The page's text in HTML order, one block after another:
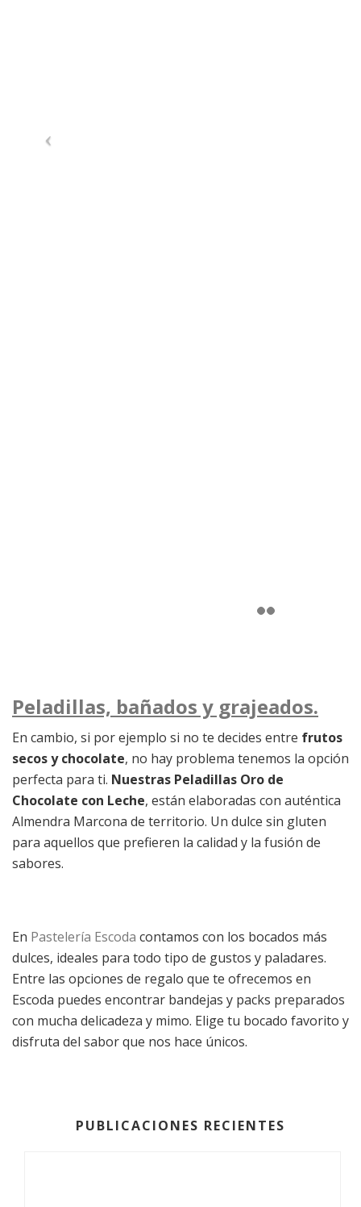
Peladillas, bañados y grajeados.
En cambio, si por ejemplo si no te decides entre frutos
secos y chocolate, no hay problema tenemos la opción
perfecta para ti. Nuestras Peladillas Oro de
Chocolate con Leche, están elaboradas con auténtica
Almendra Marcona de territorio. Un dulce sin gluten
para aquellos que prefieren la calidad y la fusión de
sabores.
En Pastelería Escoda contamos con los bocados más
dulces, ideales para todo tipo de gustos y paladares.
Entre las opciones de regalo que te ofrecemos en
Escoda puedes encontrar bandejas y packs preparados
con mucha delicadeza y mimo. Elige tu bocado favorito y
disfruta del sabor que nos hace únicos.
PUBLICACIONES RECIENTES